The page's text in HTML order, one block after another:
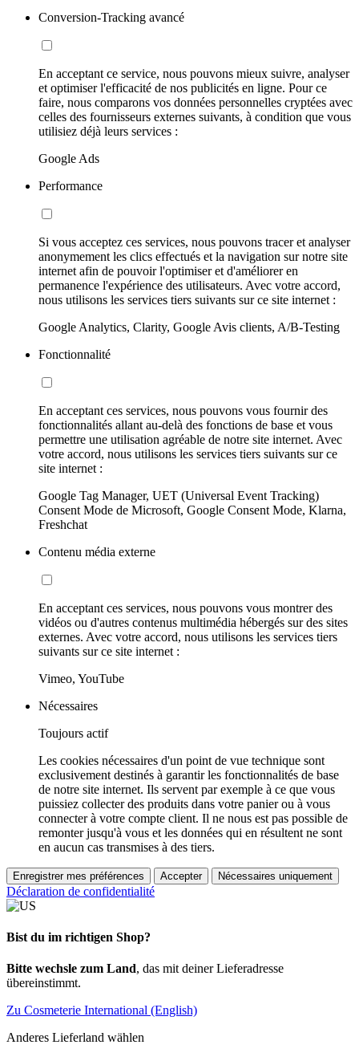
Conversion-Tracking avancé
En acceptant ce service, nous pouvons mieux suivre, analyser
et optimiser l'efficacité de nos publicités en ligne. Pour ce
faire, nous comparons vos données personnelles cryptées avec
celles des fournisseurs externes suivants, à condition que vous
utilisiez déjà leurs services :
Google Ads
Performance
Si vous acceptez ces services, nous pouvons tracer et analyser
anonymement les clics effectués et la navigation sur notre site
internet afin de pouvoir l'optimiser et d'améliorer en
permanence l'expérience des utilisateurs. Avec votre accord,
nous utilisons les services tiers suivants sur ce site internet :
Google Analytics, Clarity, Google Avis clients, A/B-Testing
Fonctionnalité
En acceptant ces services, nous pouvons vous fournir des
fonctionnalités allant au-delà des fonctions de base et vous
permettre une utilisation agréable de notre site internet. Avec
votre accord, nous utilisons les services tiers suivants sur ce
site internet :
Google Tag Manager, UET (Universal Event Tracking)
Consent Mode de Microsoft, Google Consent Mode, Klarna,
Freshchat
Contenu média externe
En acceptant ces services, nous pouvons vous montrer des
vidéos ou d'autres contenus multimédia hébergés sur des sites
externes. Avec votre accord, nous utilisons les services tiers
suivants sur ce site internet :
Vimeo, YouTube
Nécessaires
Toujours actif
Les cookies nécessaires d'un point de vue technique sont
exclusivement destinés à garantir les fonctionnalités de base
de notre site internet. Ils servent par exemple à ce que vous
puissiez collecter des produits dans votre panier ou à vous
connecter à votre compte client. Il ne nous est pas possible de
remonter jusqu'à vous et les données qui en résultent ne sont
en aucun cas transmises à des tiers.
Enregistrer mes préférences Accepter Nécessaires uniquement
Déclaration de confidentialité
Bist du im richtigen Shop?
Bitte wechsle zum Land, das mit deiner Lieferadresse
übereinstimmt.
Zu Cosmeterie International (English)
Anderes Lieferland wählen